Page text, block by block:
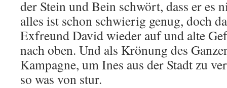
der Stein und Bein schwört, dass er es
alles ist schon schwierig genug, doch
Exfreund David wieder auf und alte
nach oben. Und als Krönung des
Kampagne, um Ines aus der Stadt zu
so was von stur.